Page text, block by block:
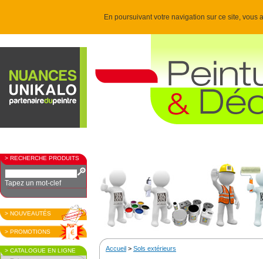
En poursuivant votre navigation sur ce site,
> RECHERCHE PRODUITS
Tapez un mot-clef
> NOUVEAUTÉS
> PROMOTIONS
> CATALOGUE EN LIGNE Accueil > Sols extérieurs